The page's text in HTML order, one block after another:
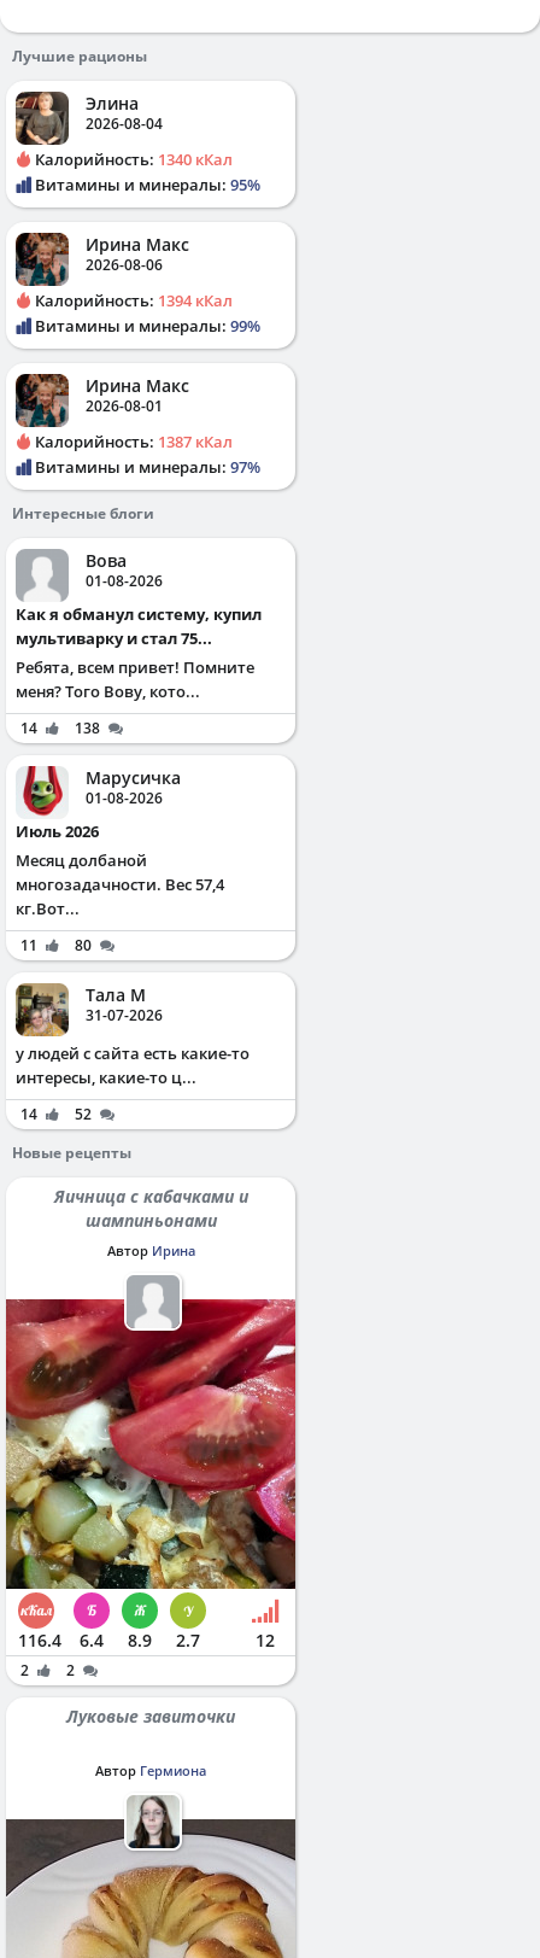
Лучшие рационы
Элина
2026-08-04
Калорийность: 1340 кКал
Витамины и минералы: 95%
Ирина Макс
2026-08-06
Калорийность: 1394 кКал
Витамины и минералы: 99%
Ирина Макс
2026-08-01
Калорийность: 1387 кКал
Витамины и минералы: 97%
Интересные блоги
Вова
01-08-2026
Как я обманул систему, купил
мультиварку и стал 75...
Ребята, всем привет! Помните
меня? Того Вову, кото...
14 138
Марусичка
01-08-2026
Июль 2026
Месяц долбаной
многозадачности. Вес 57,4
кг.Вот...
11 80
Тала М
31-07-2026
у людей с сайта есть какие-то
интересы, какие-то ц...
14
52
Новые рецепты
Яичница с кабачками и
шампиньонами
Автор Ирина
116.4 6.4 8.9 2.7 12
2 2
Луковые завиточки
Автор Гермиона